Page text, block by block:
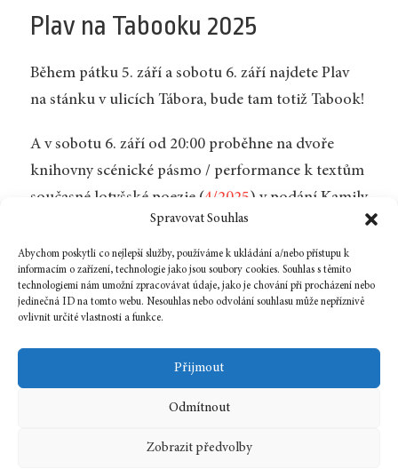
Spravovat Souhlas
Abychom poskytli co nejlepší služby, používáme k ukládání a/nebo přístupu k
informacím o zařízení, technologie jako jsou soubory cookies. Souhlas s těmito
technologiemi nám umožní zpracovávat údaje, jako je chování při procházení nebo
jedinečná ID na tomto webu. Nesouhlas nebo odvolání souhlasu může nepříznivě
ovlivnit určité vlastnosti a funkce.
Přijmout
Odmítnout
Zobrazit předvolby
Plav na Tabooku 2025
Během pátku 5. září a sobotu 6. září najdete Plav
na stánku v ulicích Tábora, bude tam totiž Tabook!
A v sobotu 6. září od 20:00 proběhne na dvoře
knihovny scénické pásmo / performance k textům
současné lotyšské poezie (4/2025) v podání Kamily
Schewczukové, Alžběty Knappové a Vojtěcha
Franka.
Více na stránkách pořadatelezde.